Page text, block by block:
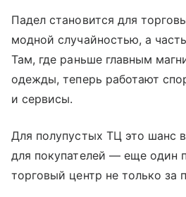
Падел становится для
модной случайностью, а
Там, где раньше главным
одежды, теперь работают
и сервисы.
Для полупустых ТЦ это шанс
для покупателей — еще один
торговый центр не только за